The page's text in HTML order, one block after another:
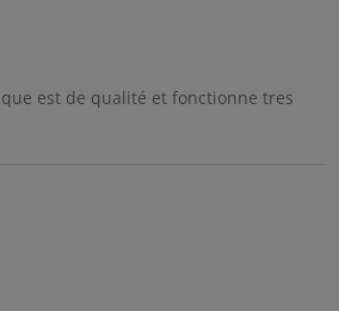
est de qualité et fonctionne tres